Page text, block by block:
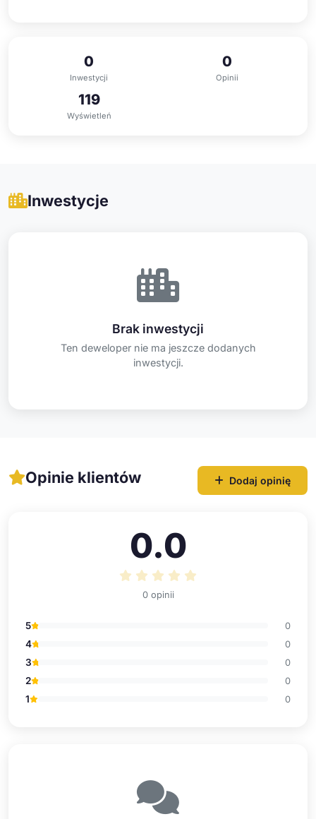
0
Inwestycji
0
Opinii
119
Wyświetleń
Inwestycje
Brak inwestycji
Ten deweloper nie ma jeszcze dodanych
inwestycji.
Opinie klientów Dodaj opinię
0.0
0 opinii
5 0
4 0
3 0
2 0
1 0